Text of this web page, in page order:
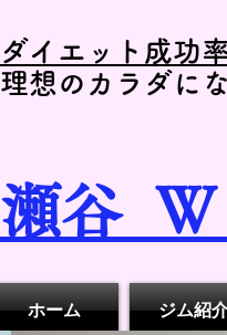
ダイエット成功率
理想のカラダに
瀬谷
ホーム ジム紹